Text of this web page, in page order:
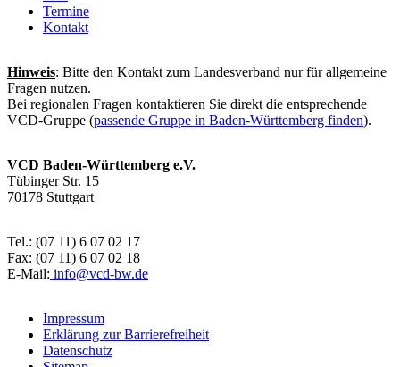
Termine
Kontakt
Hinweis: Bitte den Kontakt zum Landesverband nur für allgemeine
Fragen nutzen.
Bei regionalen Fragen kontaktieren Sie direkt die entsprechende
VCD-Gruppe (passende Gruppe in Baden-Württemberg finden).
VCD Baden-Württemberg e.V.
Tübinger Str. 15
70178 Stuttgart
Tel.: (07 11) 6 07 02 17
Fax: (07 11) 6 07 02 18
E-Mail: info@vcd-bw.de
Impressum
Erklärung zur Barrierefreiheit
Datenschutz